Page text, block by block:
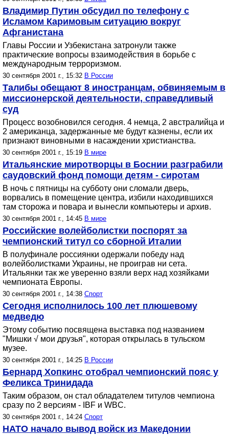
Владимир Путин обсудил по телефону с
Исламом Каримовым ситуацию вокруг
Афганистана
Главы России и Узбекистана затронули также
практические вопросы взаимодействия в борьбе с
международным терроризмом.
30 сентября 2001 г., 15:32 В России
Талибы обещают 8 иностранцам, обвиняемым в
миссионерской деятельности, справедливый
суд
Процесс возобновился сегодня. 4 немца, 2 австралийца и
2 американца, задержанные ме будут казнены, если их
признают виновными в насаждении христианства.
30 сентября 2001 г., 15:19 В мире
Итальянские миротворцы в Боснии разграбили
саудовский фонд помощи детям - сиротам
В ночь с пятницы на субботу они сломали дверь,
ворвались в помещение центра, избили находившихся
там сторожа и повара и вынесли компьютеры и архив.
30 сентября 2001 г., 14:45 В мире
Российские волейболистки поспорят за
чемпионский титул со сборной Италии
В полуфинале россиянки одержали победу над
волейболистками Украины, не проиграв ни сета.
Итальянки так же уверенно взяли верх над хозяйками
чемпионата Европы.
30 сентября 2001 г., 14:38 Спорт
Сегодня исполнилось 100 лет плюшевому
медведю
Этому событию посвящена выставка под названием
"Мишки √ мои друзья", которая открылась в тульском
музее.
30 сентября 2001 г., 14:25 В России
Бернард Хопкинс отобрал чемпионский пояс у
Феликса Тринидада
Таким образом, он стал обладателем титулов чемпиона
сразу по 2 версиям - IBF и WBC.
30 сентября 2001 г., 14:24 Спорт
НАТО начало вывод войск из Македонии